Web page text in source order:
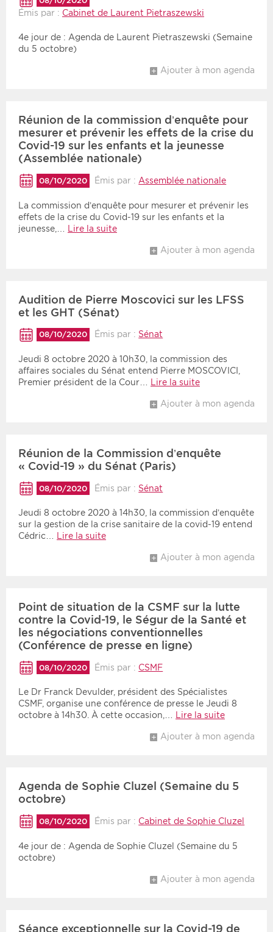
Émis par : Cabinet de Laurent Pietraszewski
4e jour de : Agenda de Laurent Pietraszewski (Semaine
du 5 octobre)
Ajouter à mon agenda
Réunion de la commission d’enquête pour
mesurer et prévenir les effets de la crise du
Covid-19 sur les enfants et la jeunesse
(Assemblée nationale)
08/10/2020 Émis par : Assemblée nationale
La commission d’enquête pour mesurer et prévenir les
effets de la crise du Covid-19 sur les enfants et la
jeunesse,…
Lire la suite
Ajouter à mon agenda
Audition de Pierre Moscovici sur les LFSS
et les GHT (Sénat)
08/10/2020 Émis par : Sénat
Jeudi 8 octobre 2020 à 10h30, la commission des
affaires sociales du Sénat entend Pierre MOSCOVICI,
Premier président de la Cour…
Lire la suite
Ajouter à mon agenda
Réunion de la Commission d’enquête
« Covid-19 » du Sénat (Paris)
08/10/2020 Émis par : Sénat
Jeudi 8 octobre 2020 à 14h30, la commission d’enquête
sur la gestion de la crise sanitaire de la covid-19 entend
Cédric…
Lire la suite
Ajouter à mon agenda
Point de situation de la CSMF sur la lutte
contre la Covid-19, le Ségur de la Santé et
les négociations conventionnelles
(Conférence de presse en ligne)
08/10/2020 Émis par : CSMF
Le Dr Franck Devulder, président des Spécialistes
CSMF, organise une conférence de presse le Jeudi 8
octobre à 14h30. À cette occasion,… Lire la suite
Ajouter à mon agenda
Agenda de Sophie Cluzel (Semaine du 5
octobre)
08/10/2020 Émis par : Cabinet de Sophie Cluzel
4e jour de : Agenda de Sophie Cluzel (Semaine du 5
octobre)
Ajouter à mon agenda
Séance exceptionnelle sur la Covid-19 de